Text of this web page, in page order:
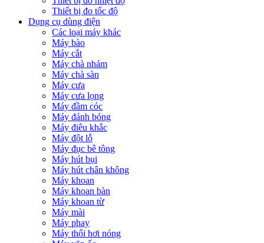
Thiết bị đo tốc độ
Dụng cụ dùng điện
Các loại máy khác
Máy bào
Máy cắt
Máy chà nhám
Máy chà sàn
Máy cưa
Máy cưa lọng
Máy đầm cóc
Máy đánh bóng
Máy điêu khắc
Máy đột lỗ
Máy đục bê tông
Máy hút bụi
Máy hút chân không
Máy khoan
Máy khoan bàn
Máy khoan từ
Máy mài
Máy phay
Máy thổi hơi nóng